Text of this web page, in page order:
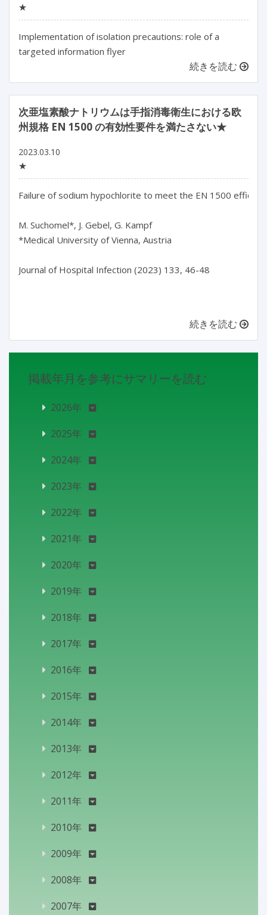
★
Implementation of isolation precautions: role of a
targeted information flyer
続きを読む
次亜塩素酸ナトリウムは手指消毒衛生における欧
州規格 EN 1500 の有効性要件を満たさない★
2023.03.10
★
Failure of sodium hypochlorite to meet the EN 1500
M. Suchomel*, J. Gebel, G. Kampf
*Medical University of Vienna, Austria
Journal of Hospital Infection (2023) 133, 46-48
続きを読む
掲載年月を参考にサマリーを読む
2026年
2025年
2024年
2023年
2022年
2021年
2020年
2019年
2018年
2017年
2016年
2015年
2014年
2013年
2012年
2011年
2010年
2009年
2008年
2007年